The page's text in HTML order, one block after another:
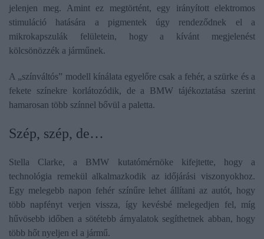
jelenjen meg. Amint ez megtörtént, egy irányított elektromos
stimuláció hatására a pigmentek úgy rendeződnek el a
mikrokapszulák felületein, hogy a kívánt megjelenést
kölcsönözzék a járműnek.
A „színváltós” modell kínálata egyelőre csak a fehér, a szürke és a
fekete színekre korlátozódik, de a BMW tájékoztatása szerint
hamarosan több színnel bővül a paletta.
Szép, szép, de…
Stella Clarke, a BMW kutatómérnöke kifejtette, hogy a
technológia remekül alkalmazkodik az időjárási viszonyokhoz.
Egy melegebb napon fehér színűre lehet állítani az autót, hogy
több napfényt verjen vissza, így kevésbé melegedjen fel, míg
hűvösebb időben a sötétebb árnyalatok segíthetnek abban, hogy
több hőt nyeljen el a jármű.